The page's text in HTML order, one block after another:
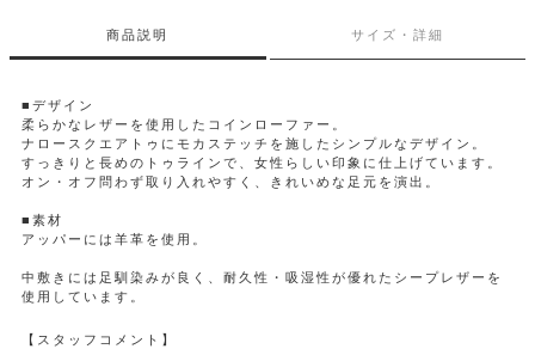
商品説明 サイズ・詳細
■デザイン
柔らかなレザーを使用したコインローファー。
ナロースクエアトゥにモカステッチを施したシンプルなデザイン。
すっきりと長めのトゥラインで、女性らしい印象に仕上げています。
オン・オフ問わず取り入れやすく、きれいめな足元を演出。
■素材
アッパーには羊革を使用。
中敷きには足馴染みが良く、耐久性・吸湿性が優れたシープレザーを
使用しています。
【スタッフコメント】